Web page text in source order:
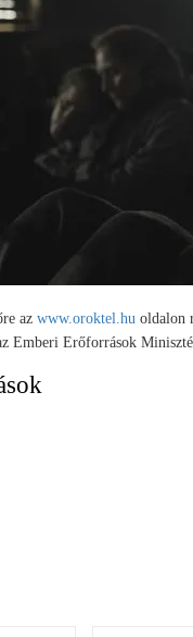
az www.oroktel.hu oldalon
Emberi Erőforrások